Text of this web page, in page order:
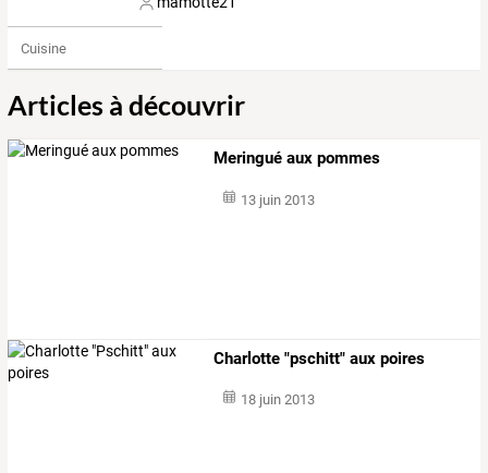
Cuisine
Articles à découvrir
Meringué aux pommes
13 juin 2013
Charlotte "pschitt" aux poires
18 juin 2013